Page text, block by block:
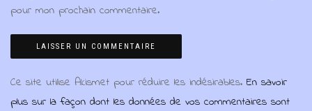
pour mon prochain commentaire.
Ce site utilise Akismet pour réduire les indésirables. En savoir
plus sur la façon dont les données de vos commentaires sont